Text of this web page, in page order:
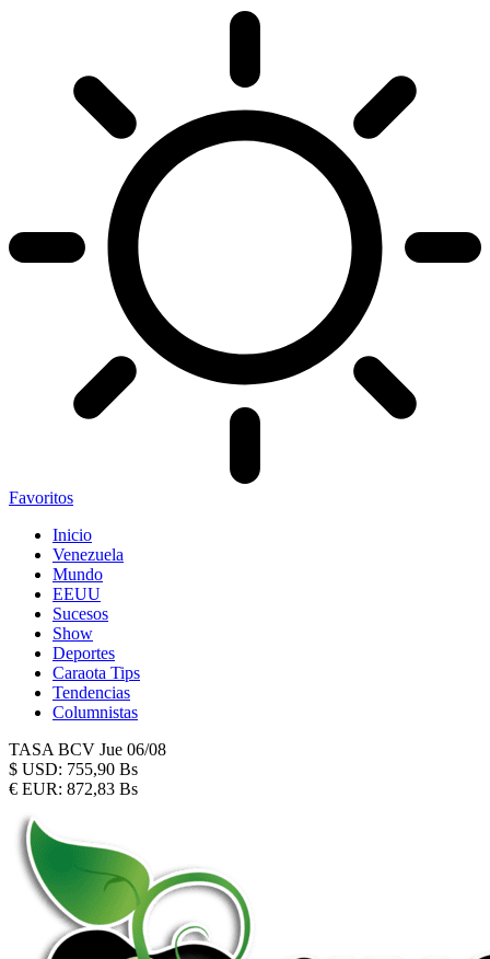
Favoritos
Inicio
Venezuela
Mundo
EEUU
Sucesos
Show
Deportes
Caraota Tips
Tendencias
Columnistas
TASA BCV Jue 06/08
$ USD: 755,90 Bs
€ EUR: 872,83 Bs